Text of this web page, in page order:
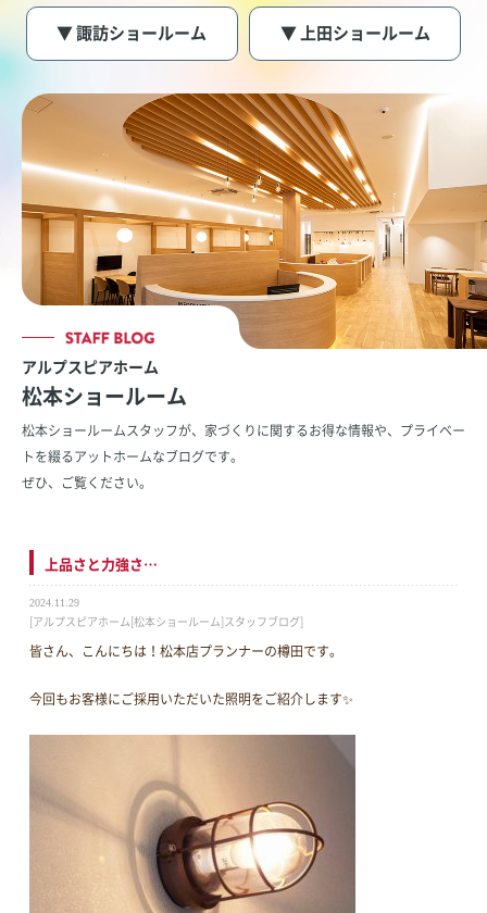
▼ 諏訪ショールーム ▼ 上田ショールーム
アルプスピアホーム
松本ショールーム
松本ショールームスタッフが、家づくりに関するお得な情報や、 プライベー
トを綴るアットホームなブログです。
ぜひ、ご覧ください。
上品さと力強さ…
2024.11.29
[アルプスピアホーム[松本ショールーム]スタッフブログ]
皆さん、こんにちは！松本店プランナーの樽田です。
今回もお客様にご採用いただいた照明をご紹介します✨